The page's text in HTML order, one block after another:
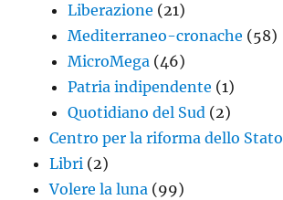
Liberazione (21)
Mediterraneo-cronache (58)
MicroMega (46)
Patria indipendente (1)
Quotidiano del Sud (2)
Centro per la riforma dello Stato
Libri (2)
Volere la luna (99)